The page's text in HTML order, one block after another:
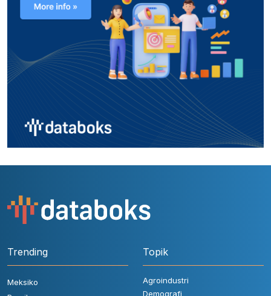
Trending
Meksiko
Topik
Agroindustri
Demografi